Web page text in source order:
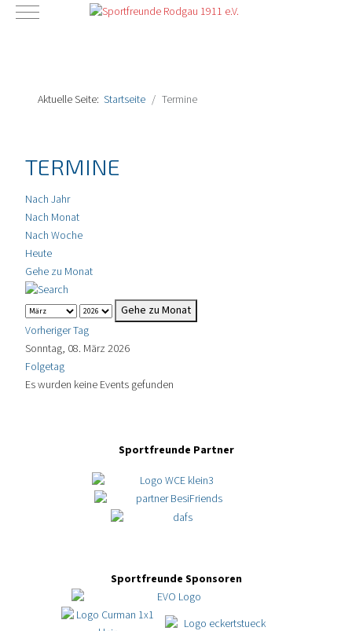
Mobile Menu Toggle
Aktuelle Seite: Startseite Termine
TERMINE
Nach Jahr
Nach Monat
Nach Woche
Heute
Gehe zu Monat
Gehe zu Monat
Vorheriger Tag
Sonntag, 08. März 2026
Folgetag
Es wurden keine Events gefunden
Sportfreunde Partner
Sportfreunde Sponsoren